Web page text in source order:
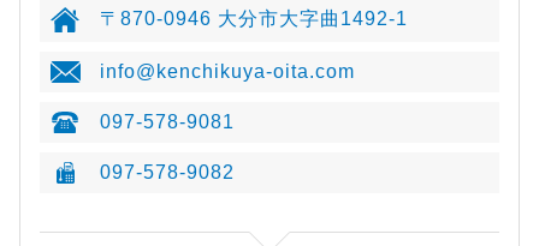
〒870-0946 大分市大字曲1492-1
info@kenchikuya-oita.com
097-578-9081
097-578-9082